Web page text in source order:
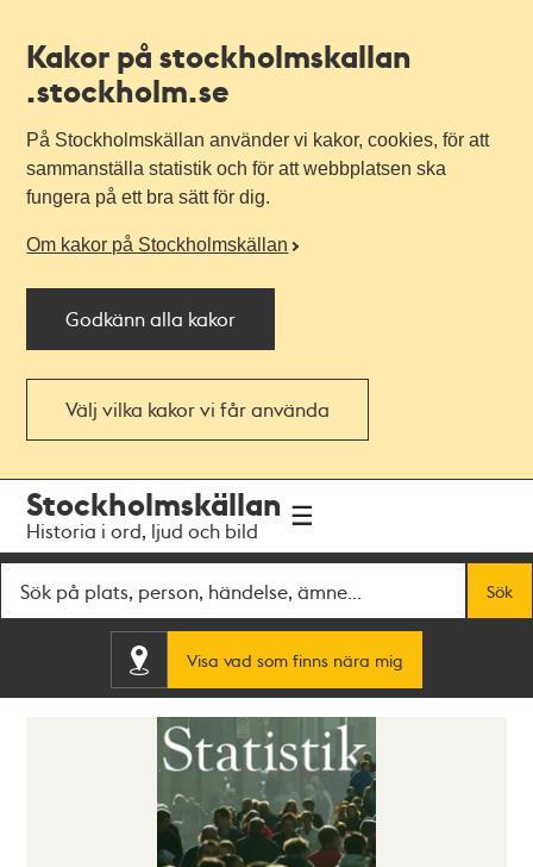
Kakor på stockholmskallan
.stockholm.se
På Stockholmskällan använder vi kakor, cookies, för att
sammanställa statistik och för att webbplatsen ska
fungera på ett bra sätt för dig.
Om kakor på Stockholmskällan
Godkänn alla kakor
Välj vilka kakor vi får använda
navigationen
huvudinnehållet
Stockholmskällan
Historia i ord, ljud och bild
Sök
Visa vad som finns nära mig